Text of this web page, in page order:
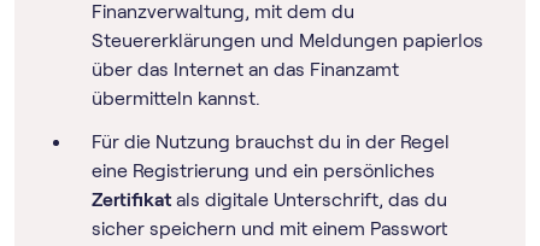
Finanzverwaltung, mit dem du
Steuererklärungen und Meldungen papierlos
über das Internet an das Finanzamt
übermitteln kannst.
Für die Nutzung brauchst du in der Regel
eine Registrierung und ein persönliches
Zertifikat als digitale Unterschrift, das du
sicher speichern und mit einem Passwort